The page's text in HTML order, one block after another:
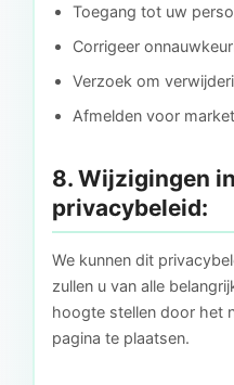
Toegang tot uw
Corrigeer
Verzoek om
Afmelden voor
8. Wijzigingen
privacybeleid:
We kunnen dit
zullen u van alle
hoogte stellen door het
pagina te plaatsen.